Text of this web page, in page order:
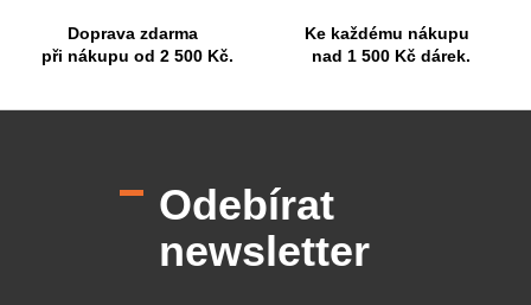
i
Doprava zdarma
při nákupu od 2 500 Kč.
Ke každému nákupu
nad 1 500 Kč dárek.
Odebírat
newsletter